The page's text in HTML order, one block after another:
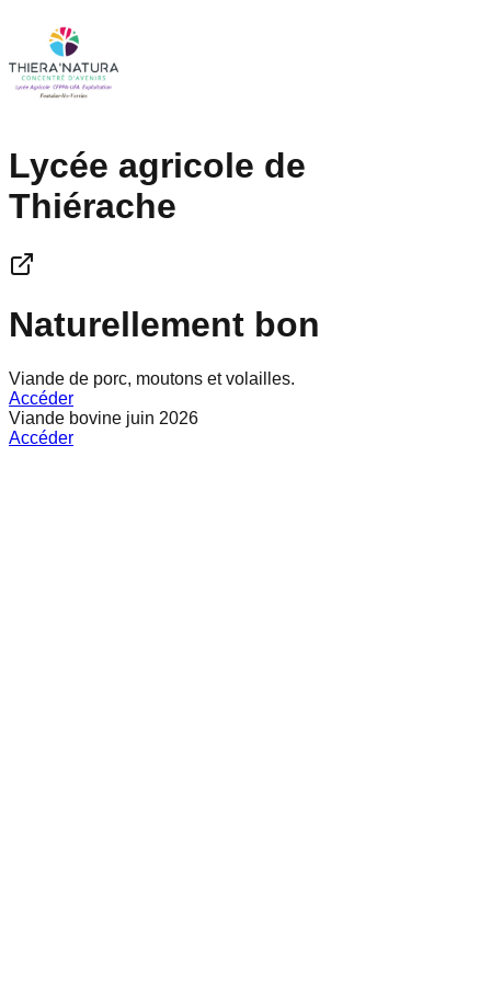
Lycée agricole de
Thiérache
Naturellement bon
Viande de porc, moutons et volailles.
Accéder
Viande bovine juin 2026
Accéder